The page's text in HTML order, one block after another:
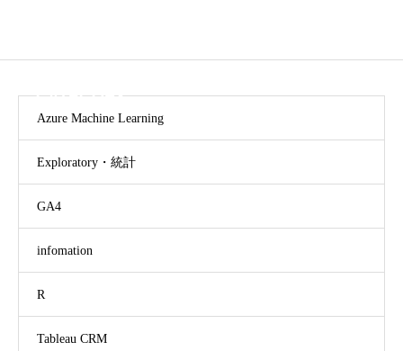
CATEGORY
Azure Machine Learning
Exploratory・統計
GA4
infomation
R
Tableau CRM